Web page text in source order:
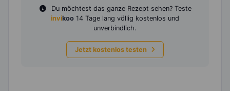
Du möchtest das ganze Rezept sehen? Teste
invikoo 14 Tage lang völlig kostenlos und
unverbindlich.
Jetzt kostenlos testen